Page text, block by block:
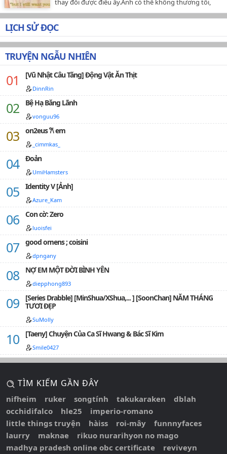
nhưng không thể ngăn cản tôi yêu
anh.~~~~~~~~~~~~~~~~~Yêu Taehyung , Jungkook bị
hiểu lầm , bị thương tổn.Nhưng cậu vẫn dứt khoát
dùng chính sinh mệnh của mình để loại bỏ kẻ có thể uy
hiếp đến Taehyung - bố vợ của anh .Nhưng mà số
mệnh của cậu thật "đặc biệt".Chẳng những không chết
mà linh hồn còn 'ở nhờ' trong thân thể của người
khác!Ha ha, như vậy cậu đã hoàn toàn có được 'cuộc
vướng bận gì nữa đến Taehyung nữa, quên đi tất cả
đau khổ trong quá khứ, làm lại cuộc đời.…
LỊCH SỬ ĐỌC
TRUYỆN NGẪU NHIÊN
[Vũ Nhật Câu Tăng] Động Vật Ăn Thịt
DinnRin
Bệ Hạ Băng Lãnh
vonguu96
on2eus 𐙚 em
_cimmkas_
Đoản
UmiHamsters
Identity V [Ảnh]
Azure_Kam
Con cờ: Zero
luoisfei
good omens ; coisini
dpngany
NỢ EM MỘT ĐỜI BÌNH YÊN
diepphong893
[Series Drabble] [MinShua/XShua,... ] [SoonChan] NĂM THÁNG
TƯƠI ĐẸP
SuMolly
[Taeny] Chuyện Của Ca Sĩ Hwang & Bác Sĩ Kim
Smile0427
TÌM KIẾM GẦN ĐÂY
nifheim ruker songtính takukaraken
dblah
occhidifalco
hle25
imperio-romano
little things truyện
hàiss roi-mây
funnnyfaces
laurry
maknae
rikuo nurarihyon no mago
madhya pradesh online obc certificate
reviveyn